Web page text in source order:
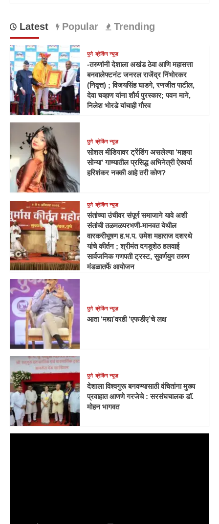
Latest Popular Trending
पुणे ब्रेकिंग न्यूज़
-तरुणांनी देशाला अखंड ठेवा आणि महासत्ता
बनवालेफ्टनंट जनरल राजेंद्र निंभोरकर
(निवृत्त) ; विजयसिंह घाडगे, रणजीत पाटील,
देवा चव्हाण यांना शौर्य पुरस्कार; पवन माने,
निलेश भोरडे यांचाही गौरव
पुणे ब्रेकिंग न्यूज़
सोशल मीडियावर ट्रेंडिंग असलेल्या ‘माझ्या
सोन्या’ गाण्यातील प्रसिद्ध अभिनेत्री ऐश्वर्या
हरिशंकर नक्की आहे तरी कोण?
पुणे ब्रेकिंग न्यूज़
संतांच्या उंचीवर संपूर्ण समाजाने यावे अशी
संतांची तळमळपरभणी-मानवत येथील
वारकरीभूषण ह.भ.प. उमेश महाराज दशरथे
यांचे कीर्तन ; श्रीमंत दगडूशेठ हलवाई
सार्वजनिक गणपती ट्रस्ट, सुवर्णयुग तरुण
मंडळातर्फे आयोजन
पुणे ब्रेकिंग न्यूज़
आता ‘मद्या’वरही ‘एफडीए’चे लक्ष
पुणे ब्रेकिंग न्यूज़
देशाला विश्वगुरू बनवण्यासाठी वंचितांना मुख्य
प्रवाहात आणणे गरजेचे : सरसंघचालक डाॅ.
मोहन भागवत